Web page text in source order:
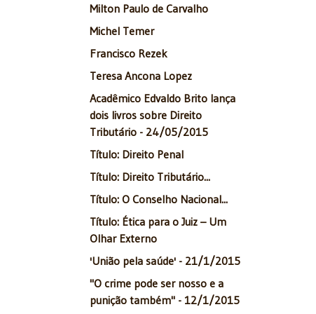
Milton Paulo de Carvalho
Michel Temer
Francisco Rezek
Teresa Ancona Lopez
Acadêmico Edvaldo Brito lança
dois livros sobre Direito
Tributário - 24/05/2015
Título: Direito Penal
Título: Direito Tributário...
Título: O Conselho Nacional...
Título: Ética para o Juiz – Um
Olhar Externo
'União pela saúde' - 21/1/2015
"O crime pode ser nosso e a
punição também" - 12/1/2015